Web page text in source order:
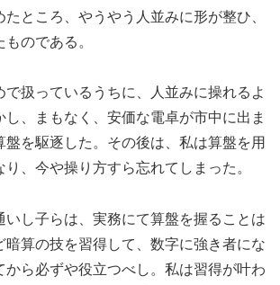
ところ、やうやう人並みに形が整ひ、
のである。
で扱っているうちに、人並みに操れるよ
し、まもなく、安価な電卓が市中に出ま
盤を駆逐した。その後は、私は算盤を用
、今や操り方すら忘れてしまった。
いし子らは、実務にて算盤を握ることは
暗算の技を習得して、数字に強き者にな
から必ずや役立つべし。私は習得が叶わ